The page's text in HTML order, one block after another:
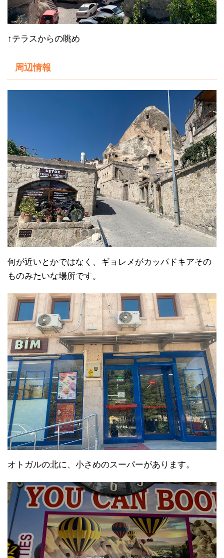
↑テラスからの眺め
周辺情報
何が近いとかではなく、ギョレメがカッパドキアその
ものみたいな場所です。
オトガルの北に、小さめのスーパーがあります。